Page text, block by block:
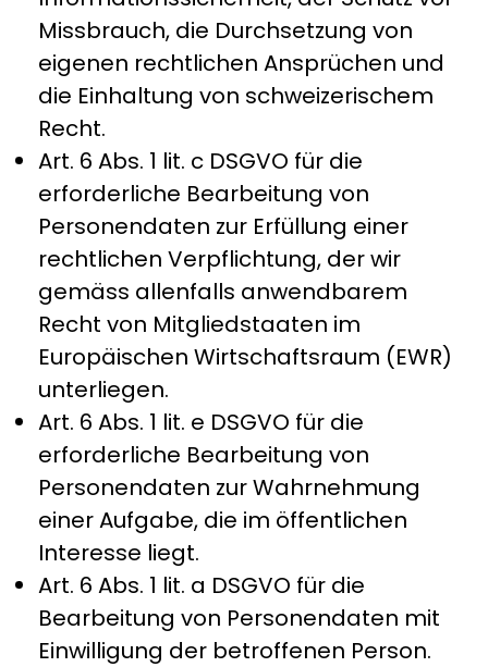
Missbrauch, die Durchsetzung von
eigenen rechtlichen Ansprüchen und
die Einhaltung von schweizerischem
Recht.
Art. 6 Abs. 1 lit. c DSGVO für die
erforderliche Bearbeitung von
Personendaten zur Erfüllung einer
rechtlichen Verpflichtung, der wir
gemäss allenfalls anwendbarem
Recht von Mitgliedstaaten im
Europäischen Wirtschaftsraum (EWR)
unterliegen.
Art. 6 Abs. 1 lit. e DSGVO für die
erforderliche Bearbeitung von
Personendaten zur Wahrnehmung
einer Aufgabe, die im öffentlichen
Interesse liegt.
Art. 6 Abs. 1 lit. a DSGVO für die
Bearbeitung von Personendaten mit
Einwilligung der betroffenen Person.